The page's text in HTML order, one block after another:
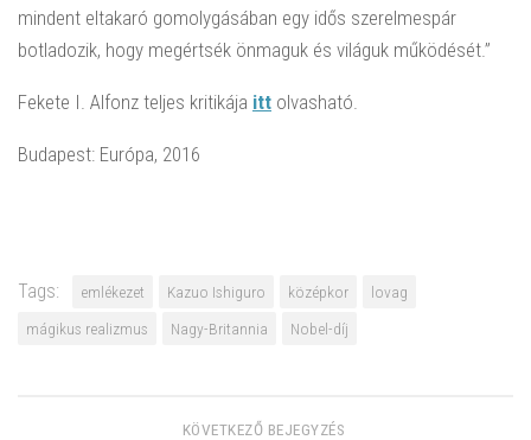
mindent eltakaró gomolygásában egy idős szerelmespár
botladozik, hogy megértsék önmaguk és világuk működését.”
Fekete I. Alfonz teljes kritikája itt olvasható.
Budapest: Európa, 2016
Tags: emlékezet Kazuo Ishiguro középkor
lovag
mágikus realizmus
Nagy-Britannia Nobel-díj
KÖVETKEZŐ BEJEGYZÉS